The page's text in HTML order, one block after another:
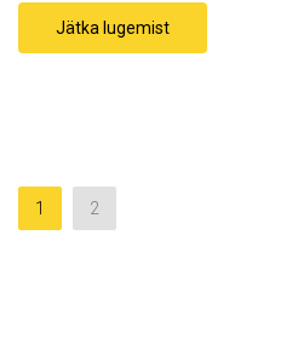
Jätka lugemist
1 2